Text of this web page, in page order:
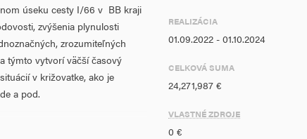
úseku cesty I/66 v BB kraji
zvýšenia plynulosti
zrozumiteľných
týmto vytvorí väčší časový
v križovatke, ako je
a pod.
REALIZÁCIA
01.09.2022 - 01.10.2024
CELKOVÁ SUMA
24,271,987 €
VLASTNÉ ZDROJE
0 €